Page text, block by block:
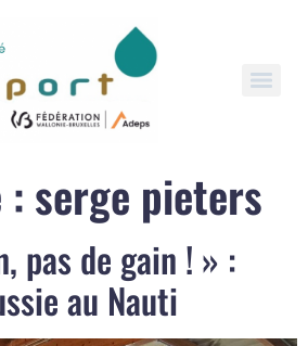
: serge pieters
pas de gain ! » :
au Nauti